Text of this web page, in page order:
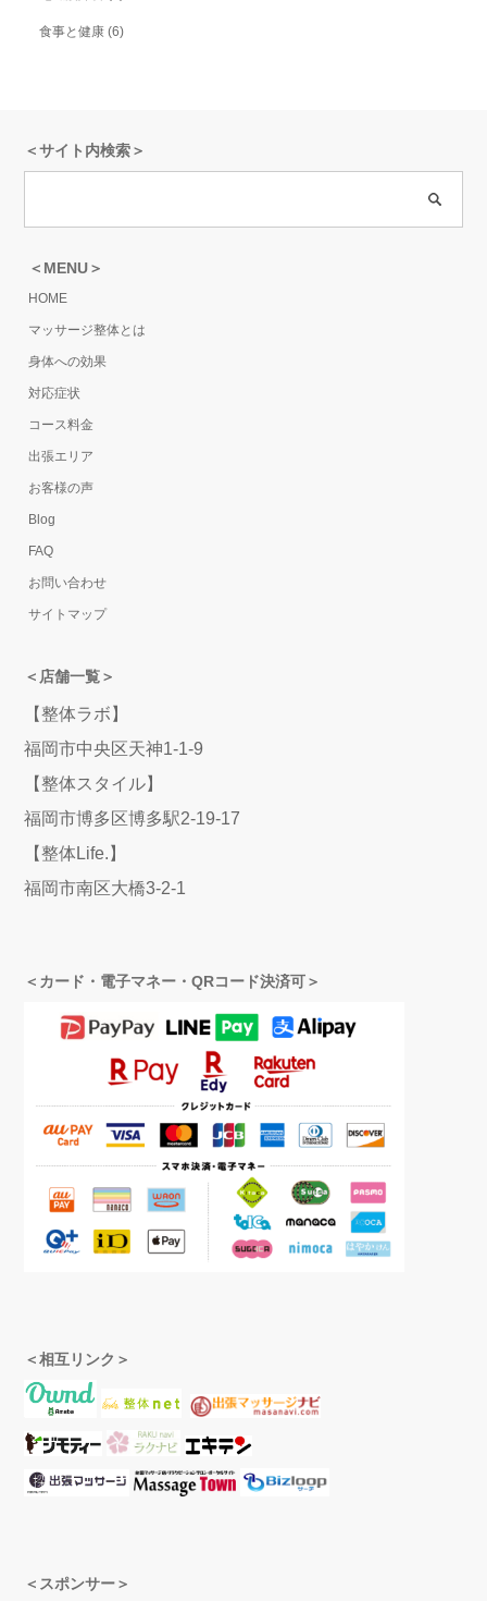
食事と健康 (6)
＜サイト内検索＞
＜MENU＞
HOME
マッサージ整体とは
身体への効果
対応症状
コース料金
出張エリア
お客様の声
Blog
FAQ
お問い合わせ
サイトマップ
＜店舗一覧＞
【整体ラボ】
福岡市中央区天神1-1-9
【整体スタイル】
福岡市博多区博多駅2-19-17
【整体Life.】
福岡市南区大橋3-2-1
＜カード・電子マネー・QRコード決済可＞
＜相互リンク＞
＜スポンサー＞